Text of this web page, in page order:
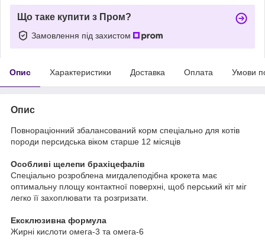
Що таке купити з Пром?
Замовлення під захистом
Опис Характеристики Доставка Оплата Умови
Опис
Повнораціонний збалансований корм спеціально для котів
породи персидська віком старше 12 місяців
Особливі щелепи брахіцефалів
Спеціально розроблена мигдалеподібна крокета має
оптимальну площу контактної поверхні, щоб перський кіт міг
легко її захоплювати та розгризати.
Ексклюзивна формула
Жирні кислоти омега-3 та омега-6